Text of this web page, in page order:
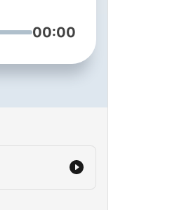
la web
00:00